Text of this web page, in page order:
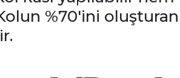
Kolun %70'ini